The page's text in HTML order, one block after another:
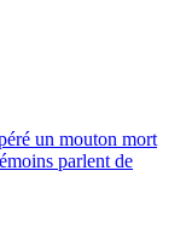
un mouton mort
parlent de